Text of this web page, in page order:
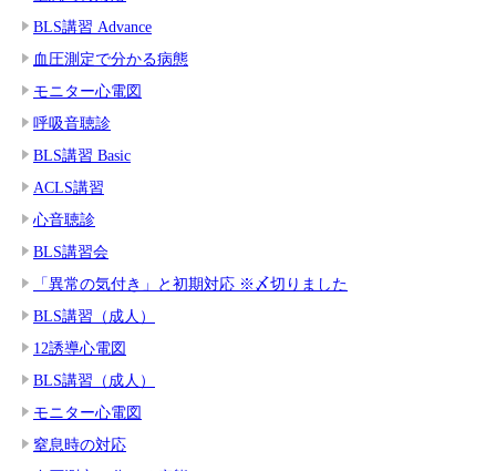
BLS講習 Advance
血圧測定で分かる病態
モニター心電図
呼吸音聴診
BLS講習 Basic
ACLS講習
心音聴診
BLS講習会
「異常の気付き」と初期対応 ※〆切りました
BLS講習（成人）
12誘導心電図
BLS講習（成人）
モニター心電図
窒息時の対応